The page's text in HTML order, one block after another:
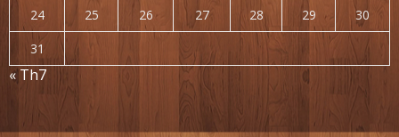
24
25 26 27 28 29
30
31
« Th7